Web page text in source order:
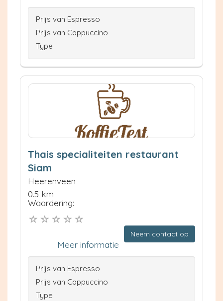
Prijs van Espresso
Prijs van Cappuccino
Type
Thais specialiteiten restaurant
Siam
Heerenveen
0.5 km
Waardering:
Neem contact op
Meer informatie
Prijs van Espresso
Prijs van Cappuccino
Type